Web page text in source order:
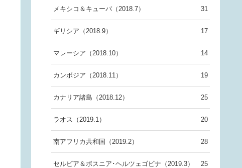
メキシコ＆キューバ（2018.7） 31
ギリシア（2018.9） 17
マレーシア（2018.10） 14
カンボジア（2018.11） 19
カナリア諸島（2018.12） 25
ラオス（2019.1） 20
南アフリカ共和国（2019.2） 28
セルビア＆ボスニア･ヘルツェゴビナ（2019.3） 25